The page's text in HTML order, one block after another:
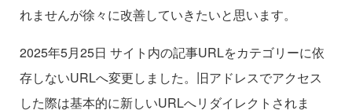
れませんが徐々に改善していきたいと思います。
2025年5月25日 サイト内の記事URLをカテゴリーに依
存しないURLへ変更しました。旧アドレスでアクセス
した際は基本的に新しいURLへリダイレクトされま